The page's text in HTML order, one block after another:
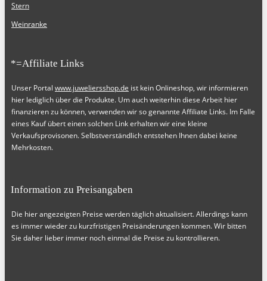
Stern
Weinranke
*=Affiliate Links
Unser Portal www.juweliersshop.de ist kein Onlineshop, wir informieren
hier lediglich über die Produkte. Um auch weiterhin diese Arbeit hier
finanzieren zu können, verwenden wir so genannte Affiliate Links. Im Falle
eines Kauf übert einen solchen Link erhalten wir eine kleine
Verkaufsprovisonen. Selbstverständlich entstehen Ihnen dabei keine
Mehrkosten.
Information zu Preisangaben
Die hier angezeigten Preise werden täglich aktualisiert. Allerdings kann
es immer wieder zu kurzfristigen Preisänderungen kommen. Wir bitten
Sie daher lieber immer noch einmal die Preise zu kontrollieren.